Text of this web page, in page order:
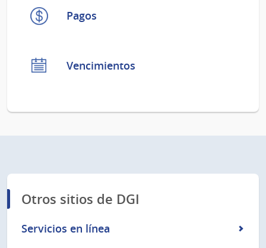
Pagos
Vencimientos
Otros sitios de DGI
Servicios en línea